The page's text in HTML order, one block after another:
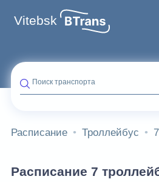
Vitebsk
Поиск транспорта
Расписание Троллейбус 7
Расписание 7